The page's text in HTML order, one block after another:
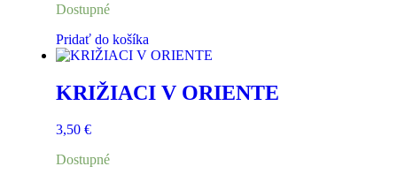
Dostupné
Pridať do košíka
KRIŽIACI V ORIENTE
3,50 €
Dostupné